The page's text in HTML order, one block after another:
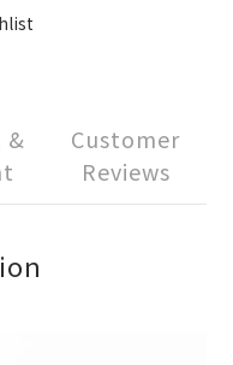
&
Customer
Reviews